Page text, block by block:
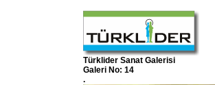
Türklider Sanat Galerisi
Galeri No: 14
.